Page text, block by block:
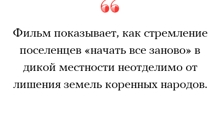
Фильм показывает, как стремление
поселенцев «начать все заново» в
дикой местности неотделимо от
лишения земель коренных народов.